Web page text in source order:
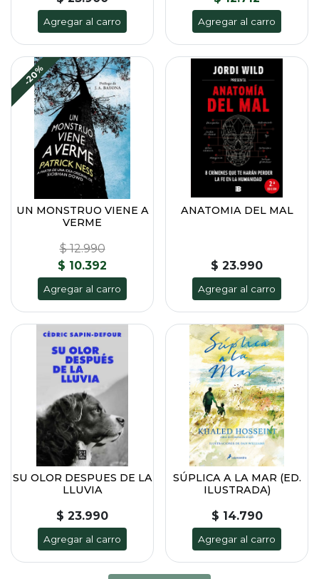
Agregar al carro Agregar al carro
-20%
UN MONSTRUO VIENE A
VERME
$ 12.990
$ 10.392
Agregar al carro
ANATOMIA DEL MAL
$ 23.990
Agregar al carro
SU OLOR DESPUES DE LA
LLUVIA
$ 23.990
Agregar al carro
SÚPLICA A LA MAR (ED.
ILUSTRADA)
$ 14.790
Agregar al carro